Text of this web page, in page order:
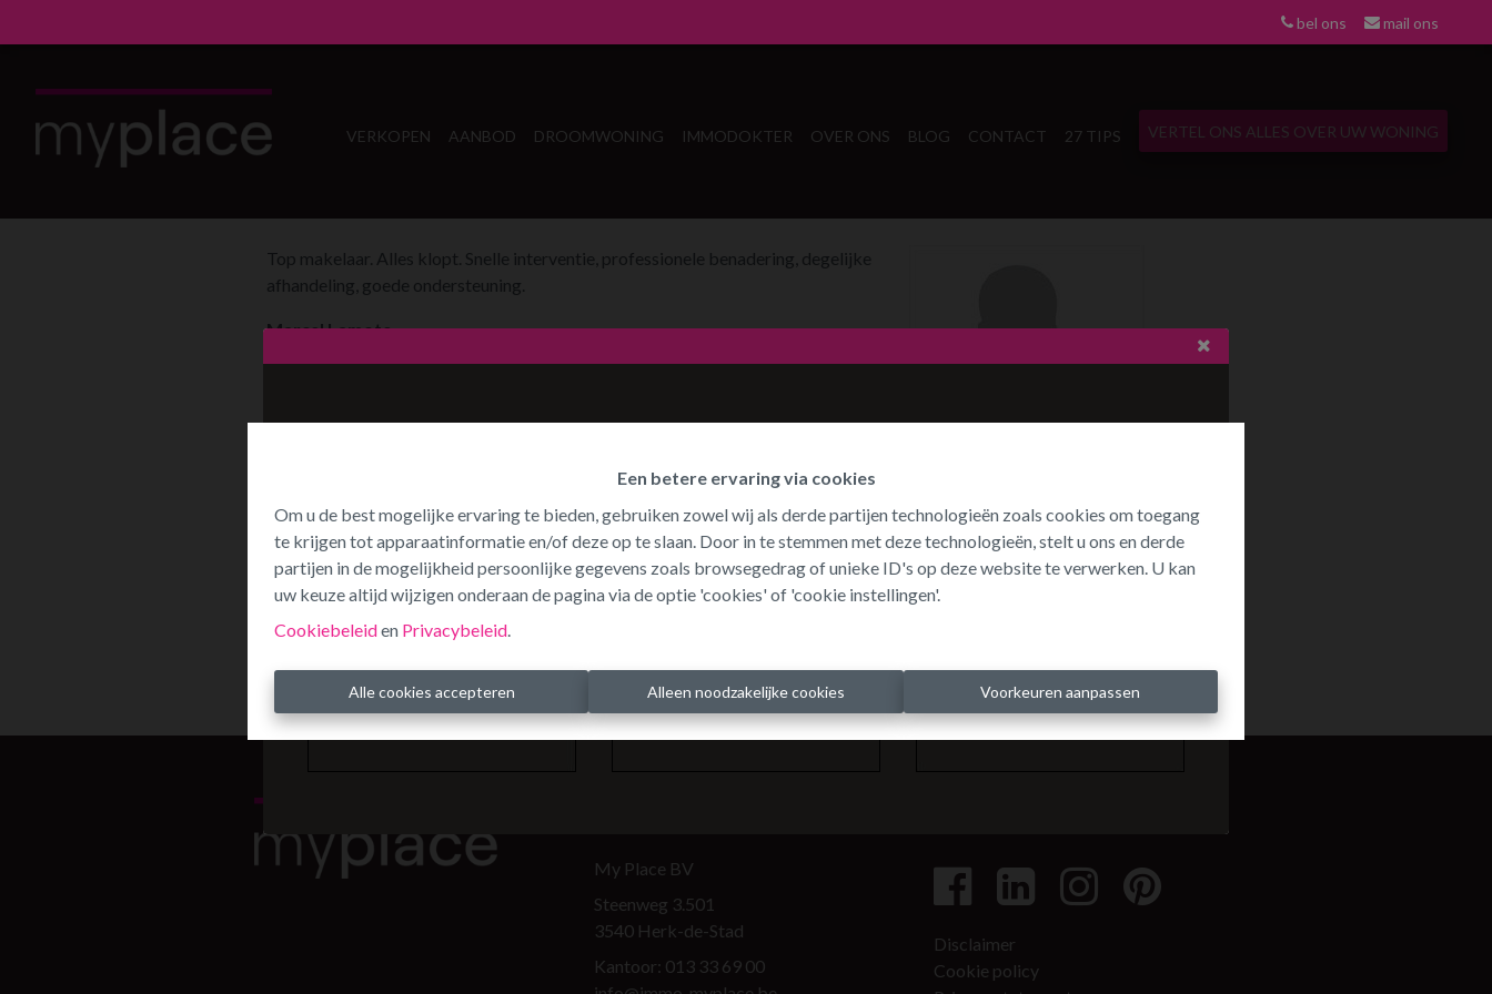
Een betere ervaring via cookies
Om u de best mogelijke ervaring te bieden, gebruiken zowel wij als derde partijen technologieën zoals cookies om toegang
te krijgen tot apparaatinformatie en/of deze op te slaan. Door in te stemmen met deze technologieën, stelt u ons en derde
partijen in de mogelijkheid persoonlijke gegevens zoals browsegedrag of unieke ID's op deze website te verwerken. U kan
uw keuze altijd wijzigen onderaan de pagina via de optie 'cookies' of 'cookie instellingen'.
Cookiebeleiden Privacybeleid
Alle cookies accepteren Alleen noodzakelijke cookies Voorkeuren aanpassen
bel ons mail ons
VERKOPEN AANBOD DROOMWONING IMMODOKTER OVER ONS BLOG CONTACT 27 TIPS VERTEL ONS ALLES OVER UW WONING
Top makelaar. Alles klopt. Snelle interventie, professionele benadering, degelijke
afhandeling, goede ondersteuning.
Marcel Lamote
My Place BV
Steenweg 3.501
3540 Herk-de-Stad
Kantoor: 013 33 69 00
Disclaimer
Cookie policy